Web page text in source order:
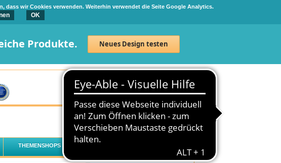
wir Cookies verwenden. Weiterhin verwendet die Seite Google Analytics.
OK
Produkte. Neues Design testen
Neuanmeldung Anmelden
0 Artikel 0,00 €
THEMENSHOPS